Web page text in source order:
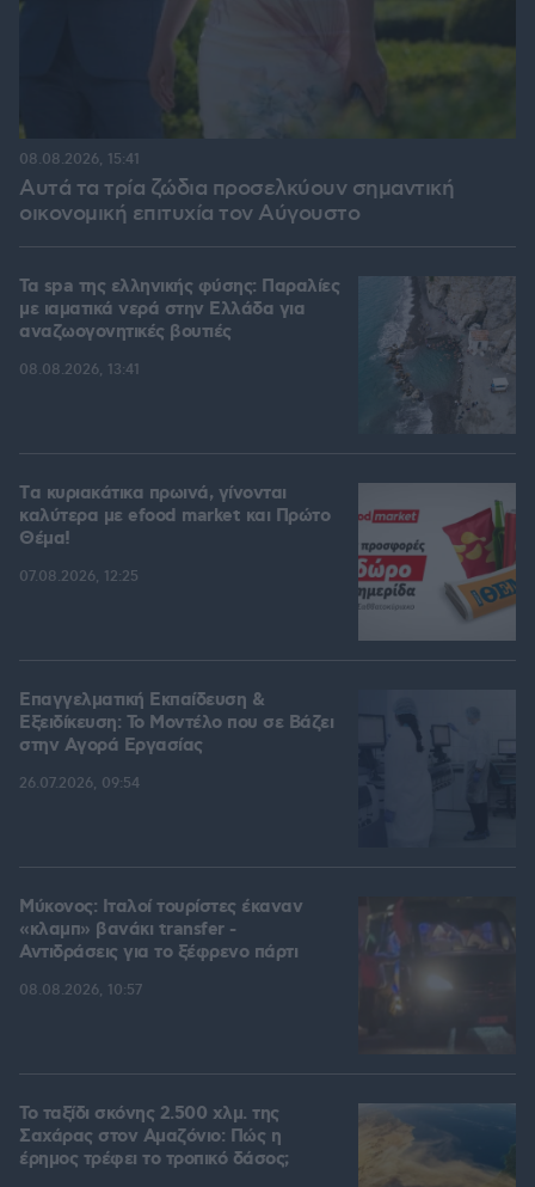
Αυτά τα τρία ζώδια προσελκύουν σημαντική
οικονομική επιτυχία τον Αύγουστο
08.08.2026, 15:41
Τα spa της ελληνικής φύσης: Παραλίες
με ιαματικά νερά στην Ελλάδα για
αναζωογονητικές βουτιές
08.08.2026, 13:41
Tα κυριακάτικα πρωινά, γίνονται
καλύτερα με efood market και Πρώτο
Θέμα!
07.08.2026, 12:25
Επαγγελματική Εκπαίδευση &
Εξειδίκευση: Το Mοντέλο που σε Bάζει
στην Aγορά Eργασίας
26.07.2026, 09:54
Μύκονος: Ιταλοί τουρίστες έκαναν
«κλαμπ» βανάκι transfer -
Αντιδράσεις για το ξέφρενο πάρτι
08.08.2026, 10:57
Το ταξίδι σκόνης 2.500 χλμ. της
Σαχάρας στον Αμαζόνιο: Πώς η
έρημος τρέφει το τροπικό δάσος;